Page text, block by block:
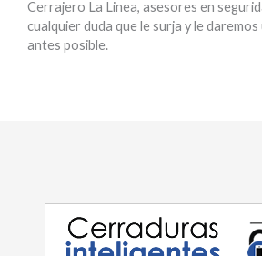
Cerrajero La Linea, asesores en
cualquier duda que le surja y le
antes posible.